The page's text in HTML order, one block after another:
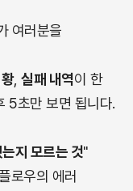
여러분을
, 실패 내역이 한
5초만 보면 됩니다.
지 모르는 것"
로우의 에러